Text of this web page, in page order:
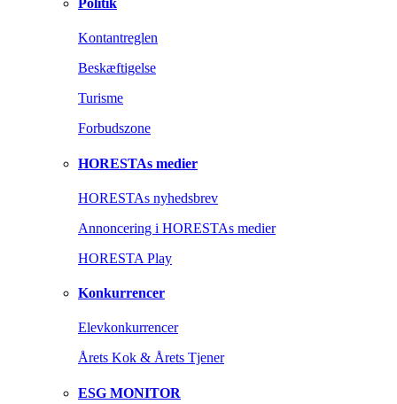
Politik
Kontantreglen
Beskæftigelse
Turisme
Forbudszone
HORESTAs medier
HORESTAs nyhedsbrev
Annoncering i HORESTAs medier
HORESTA Play
Konkurrencer
Elevkonkurrencer
Årets Kok & Årets Tjener
ESG MONITOR